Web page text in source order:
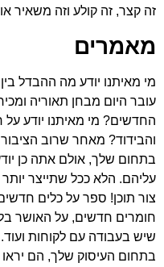
זה קצר, זה קולע וזה משאיר
מאמרים
מי מאיתנו יודע מה ההבדל
עובר היום מבחן תאוריה
החדשים? מי מאיתנו יודע על
והבידוד? מאחר שרוב הציבור
בתחום שלך, אולם אתה כן
עליהם. הלא ככל שתייצר
צור תוכן! ספר על כלים
חומרים חדשים, על האושר
שיש בעבודה עם לקוחות
בתחום העיסוק שלך, הם